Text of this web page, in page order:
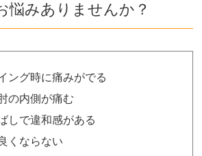
悩みありませんか？
ング時に痛みがでる
の内側が痛む
しで違和感がある
くならない